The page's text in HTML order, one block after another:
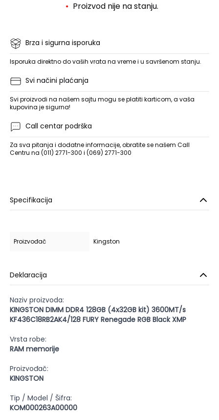
Proizvod nije na stanju.
Brza i sigurna isporuka
Isporuka direktno do vaših vrata na vreme i u savršenom stanju.
Svi načini plaćanja
Svi proizvodi na našem sajtu mogu se platiti karticom, a vaša
kupovina je sigurna!
Call centar podrška
Za sva pitanja i dodatne informacije, obratite se našem Call
Centru na (011) 2771-300 i (069) 2771-300
Specifikacija
Proizvođač Kingston
Deklaracija
Naziv proizvoda:
KINGSTON DIMM DDR4 128GB (4x32GB kit) 3600MT/s
KF436C18RB2AK4/128 FURY Renegade RGB Black XMP
Vrsta robe:
RAM memorije
Proizvođač:
KINGSTON
Tip / Model / Šifra:
KOM000263A00000